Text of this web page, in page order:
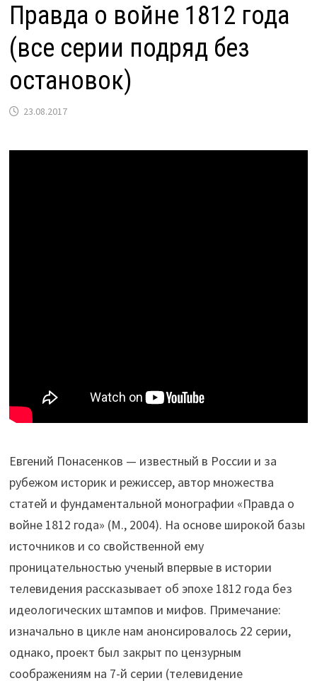
Правда о войне 1812 года
(все серии подряд без
остановок)
23.08.2017
Евгений Понасенков — известный в России и за
рубежом историк и режиссер, автор множества
статей и фундаментальной монографии «Правда о
войне 1812 года» (М., 2004). На основе широкой базы
источников и со свойственной ему
проницательностью ученый впервые в истории
телевидения рассказывает об эпохе 1812 года без
идеологических штампов и мифов. Примечание:
изначально в цикле нам анонсировалось 22 серии,
однако, проект был закрыт по цензурным
соображениям на 7-й серии (телевидение